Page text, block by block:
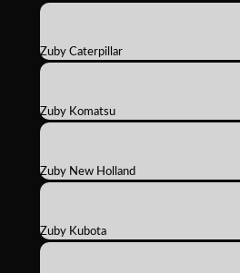
Zuby Caterpillar
Zuby Komatsu
Zuby New Holland
Zuby Kubota